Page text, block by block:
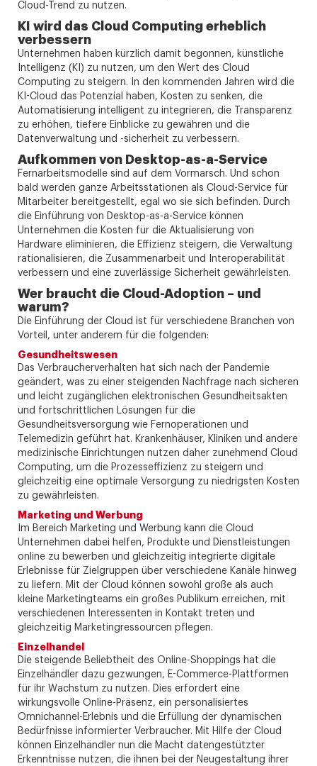
Cloud-Trend zu nutzen.
KI wird das Cloud Computing erheblich
verbessern
Unternehmen haben kürzlich damit begonnen, künstliche
Intelligenz (KI) zu nutzen, um den Wert des Cloud
Computing zu steigern. In den kommenden Jahren wird die
KI-Cloud das Potenzial haben, Kosten zu senken, die
Automatisierung intelligent zu integrieren, die Transparenz
zu erhöhen, tiefere Einblicke zu gewähren und die
Datenverwaltung und -sicherheit zu verbessern.
Aufkommen von Desktop-as-a-Service
Fernarbeitsmodelle sind auf dem Vormarsch. Und schon
bald werden ganze Arbeitsstationen als Cloud-Service für
Mitarbeiter bereitgestellt, egal wo sie sich befinden. Durch
die Einführung von Desktop-as-a-Service können
Unternehmen die Kosten für die Aktualisierung von
Hardware eliminieren, die Effizienz steigern, die Verwaltung
rationalisieren, die Zusammenarbeit und Interoperabilität
verbessern und eine zuverlässige Sicherheit gewährleisten.
Wer braucht die Cloud-Adoption – und
warum?
Die Einführung der Cloud ist für verschiedene Branchen von
Vorteil, unter anderem für die folgenden:
Gesundheitswesen
Das Verbraucherverhalten hat sich nach der Pandemie
geändert, was zu einer steigenden Nachfrage nach sicheren
und leicht zugänglichen elektronischen Gesundheitsakten
und fortschrittlichen Lösungen für die
Gesundheitsversorgung wie Fernoperationen und
Telemedizin geführt hat. Krankenhäuser, Kliniken und andere
medizinische Einrichtungen nutzen daher zunehmend Cloud
Computing, um die Prozesseffizienz zu steigern und
gleichzeitig eine optimale Versorgung zu niedrigsten Kosten
zu gewährleisten.
Marketing und Werbung
Im Bereich Marketing und Werbung kann die Cloud
Unternehmen dabei helfen, Produkte und Dienstleistungen
online zu bewerben und gleichzeitig integrierte digitale
Erlebnisse für Zielgruppen über verschiedene Kanäle hinweg
zu liefern. Mit der Cloud können sowohl große als auch
kleine Marketingteams ein großes Publikum erreichen, mit
verschiedenen Interessenten in Kontakt treten und
gleichzeitig Marketingressourcen pflegen.
Einzelhandel
Die steigende Beliebtheit des Online-Shoppings hat die
Einzelhändler dazu gezwungen, E-Commerce-Plattformen
für ihr Wachstum zu nutzen. Dies erfordert eine
wirkungsvolle Online-Präsenz, ein personalisiertes
Omnichannel-Erlebnis und die Erfüllung der dynamischen
Bedürfnisse informierter Verbraucher. Mit Hilfe der Cloud
können Einzelhändler nun die Macht datengestützter
Erkenntnisse nutzen, die ihnen bei der Neugestaltung ihrer